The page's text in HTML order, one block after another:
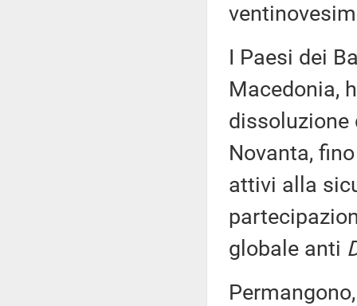
I Paesi dei
Macedonia,
dissoluzione
Novanta,
attivi alla
globale anti